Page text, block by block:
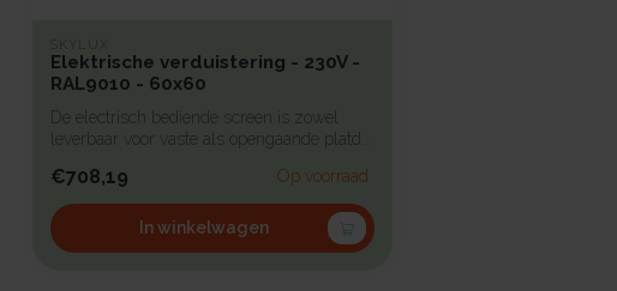
SKYLUX
Elektrische verduistering - 230V -
RAL9010 - 60x60
De electrisch bediende screen is zowel
leverbaar voor vaste als opengaande platd...
€708,19 Op voorraad
In winkelwagen